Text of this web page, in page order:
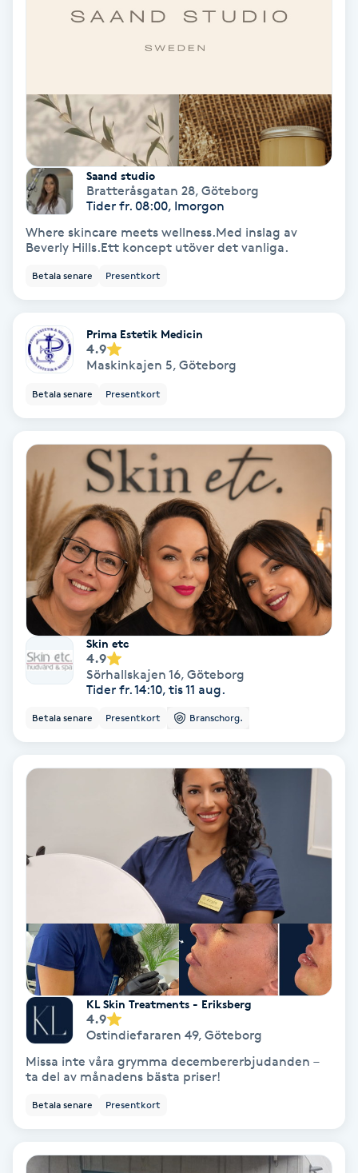
Fotmassage
Fotvård
Fransar
Fransborttagning
Fransfärgning
Fransförlängning Megavolym
Fransrengöring
Frekvensterapi
Friskvård
Friskvårdsmassage
Frisör
Funktionsanalys
Färgning
Föning
Gel naglar
Gellack
Gellack med förstärkning
Gravidmassage
Gravidyoga
Gua Sha-massage
Saand studio
Bratteråsgatan 28, Göteborg
Tider fr. 08:00, Imorgon
Where skincare meets wellness.Med inslag av
Beverly Hills.Ett koncept utöver det vanliga.
Betala senare Presentkort
Prima Estetik Medicin
4.9
Maskinkajen 5, Göteborg
Betala senare Presentkort
Skin etc
4.9
Sörhallskajen 16, Göteborg
Tider fr. 14:10, tis 11 aug.
Betala senare Presentkort Branschorg.
KL Skin Treatments - Eriksberg
4.9
Ostindiefararen 49, Göteborg
Missa inte våra grymma decembererbjudanden –
ta del av månadens bästa priser!
Betala senare Presentkort